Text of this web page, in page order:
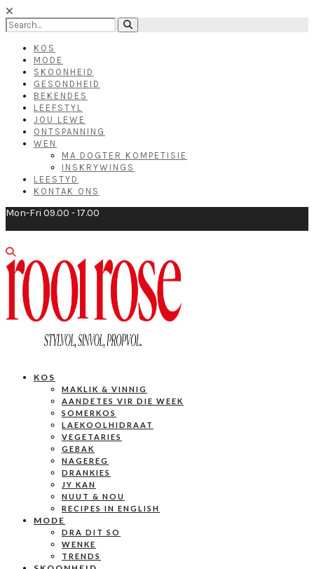
KOS
MODE
SKOONHEID
GESONDHEID
BEKENDES
LEEFSTYL
JOU LEWE
ONTSPANNING
WEN
MA DOGTER KOMPETISIE
INSKRYWINGS
LEESTYD
KONTAK ONS
Mon-Fri 09.00 - 17.00
KOS
MAKLIK & VINNIG
AANDETES VIR DIE WEEK
SOMERKOS
LAEKOOLHIDRAAT
VEGETARIES
GEBAK
NAGEREG
DRANKIES
JY KAN
NUUT & NOU
RECIPES IN ENGLISH
MODE
DRA DIT SO
WENKE
TRENDS